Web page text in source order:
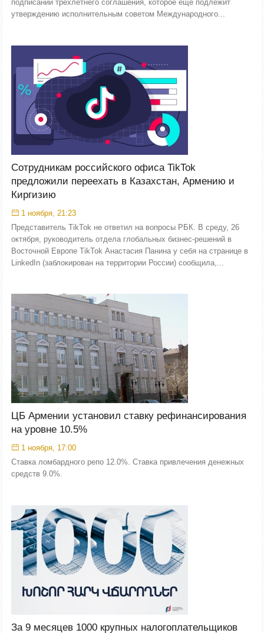
подписании трехлетнего соглашения, которое еще подлежит
утверждению исполнительным советом Международного...
Сотрудникам российского офиса TikTok
предложили переехать в Казахстан, Армению и
Киргизию
1 ноября, 21:23
Представитель TikTok не ответил на вопросы РБК. В среду, 26
октября, руководитель отдела глобальных бизнес-решений в
Восточной Европе TikTok Анастасия Панина у себя на странице в
LinkedIn (заблокирован на территории России) сообщила,...
ЦБ Армении установил ставку рефинансирования
на уровне 10.5%
1 ноября, 17:00
Ставка ломбардного репо 12.0%. Ставка привлечения денежных
средств 9.0%.
За 9 месяцев 1000 крупных налогоплательщиков